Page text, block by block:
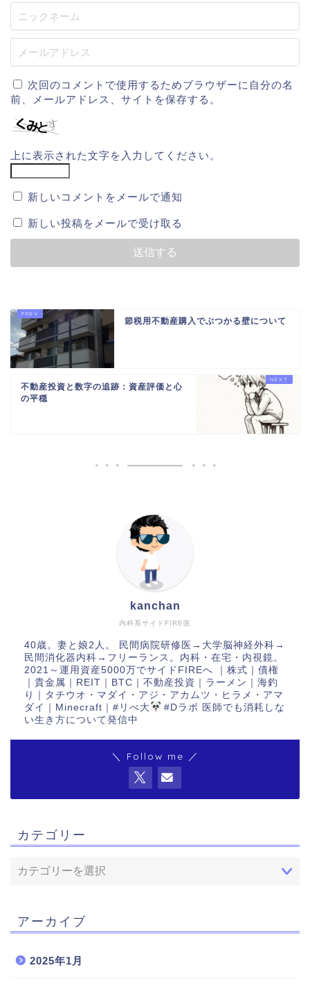
次回のコメントで使用するためブラウザーに自分の名
前、メールアドレス、サイトを保存する。
上に表示された文字を入力してください。
新しいコメントをメールで通知
新しい投稿をメールで受け取る
節税用不動産購入でぶつかる壁について
不動産投資と数字の追跡：資産評価と心
の平穏
内科系サイドFIRE医
kanchan
40歳。妻と娘2人。 民間病院研修医→大学脳神経外科→
民間消化器内科→フリーランス。内科・在宅・内視鏡。
2021～運用資産5000万でサイドFIREへ ｜株式｜債権
｜貴金属｜REIT｜BTC｜不動産投資｜ラーメン｜海釣
り｜タチウオ・マダイ・アジ・アカムツ・ヒラメ・アマ
ダイ｜Minecraft｜#リべ大
#Dラボ 医師でも消耗しな
い生き方について発信中
＼ Follow me ／
カテゴリー
アーカイブ
2025年1月